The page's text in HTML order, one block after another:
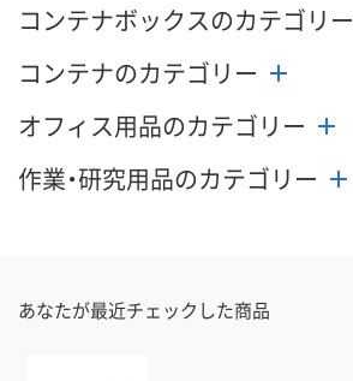
コンテナボックスのカテゴリー
コンテナのカテゴリー
オフィス用品のカテゴリー
作業・研究用品のカテゴリー
あなたが最近チェックした商品